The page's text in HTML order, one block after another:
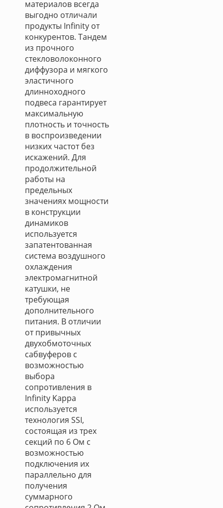
материалов всегда
выгодно отличали
продукты Infinity от
конкурентов. Тандем
из прочного
стекловолоконного
диффузора и мягкого
эластичного
длинноходного
подвеса гарантирует
максимальную
плотность и точность
в воспроизведении
низких частот без
искажений. Для
продолжительной
работы на
предельных
значениях мощности
в конструкции
динамиков
используется
запатентованная
система воздушного
охлаждения
электромагнитной
катушки, не
требующая
дополнительного
питания. В отличии
от привычных
двухобмоточных
сабвуферов с
возможностью
выбора
сопротивления в
Infinity Kappa
используется
технология SSI,
состоящая из трех
секций по 6 Ом с
возможностью
подключения их
параллельно для
получения
суммарного